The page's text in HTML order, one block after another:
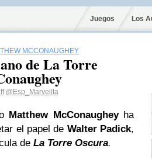
Juegos Los
MCCONAUGHEY
de La Torre
@Esp_Marvelita
Matthew McConaugheyha
el papel de Walter Padick,
de La Torre Oscura.